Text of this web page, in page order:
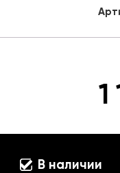
1
В наличии